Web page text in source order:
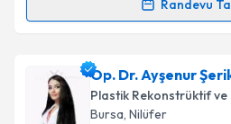
TakvimRandevu
Randevu Takvimi Talebi
Op. Dr. İsmail Aksuiçin
oluşturun. Size bu uzmandan
takvim hazırlandığında e-
Op. Dr. Ayşenur
Plastik Rekonstrüktif
Bursa, Nilüfer